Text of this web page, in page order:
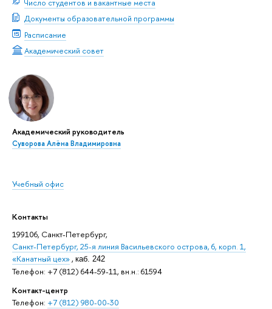
Число студентов и вакантные места
Документы образовательной программы
Расписание
Академический совет
Академический руководитель
Суворова Алёна Владимировна
Учебный офис
Контакты
199106, Санкт-Петербург,
Санкт-Петербург, 25-я линия Васильевского острова, 6, корп. 1,
«Канатный цех», каб. 242
Телефон: +7 (812) 644-59-11, вн.н.: 61594
Контакт-центр
Телефон: +7 (812) 980-00-30